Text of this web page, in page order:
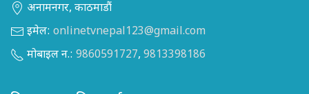
अनामनगर, काठमाडौं
इमेल: onlinetvnepal123@gmail.com
मोबाइल न.: 9860591727, 9813398186